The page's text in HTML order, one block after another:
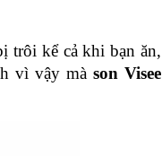
trôi kể cả khi bạn ăn,
vì vậy mà son Visee